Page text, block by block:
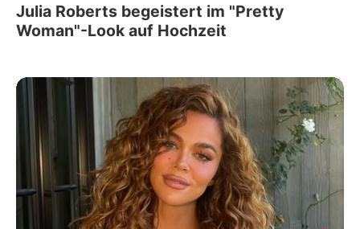
Julia Roberts begeistert im "Pretty
Woman"-Look auf Hochzeit